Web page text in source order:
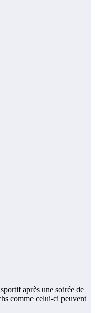
après une soirée de
comme celui-ci peuvent